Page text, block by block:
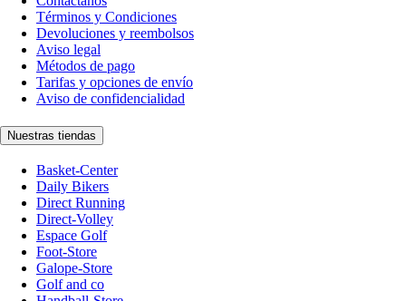
Términos y Condiciones
Devoluciones y reembolsos
Aviso legal
Métodos de pago
Tarifas y opciones de envío
Aviso de confidencialidad
Nuestras tiendas
Basket-Center
Daily Bikers
Direct Running
Direct-Volley
Espace Golf
Foot-Store
Galope-Store
Golf and co